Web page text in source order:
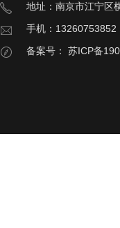
地址：南京市江宁区
手机：13260753852
备案号：
苏ICP备